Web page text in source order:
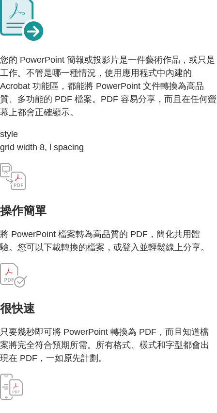
您的 PowerPoint 簡報或投影片是一件藝術作品，或只是
工作。不管是哪一種情況，使用應用程式中內建的
Acrobat 功能區，都能將 PowerPoint 文件轉換為高品
質、多功能的 PDF 檔案。PDF 容易分享，而且在任何螢
幕上都會正確顯示。
style
grid width 8, l spacing
操作簡單
將 PowerPoint 檔案轉為高品質的 PDF，簡化共用體
驗。您可以下載轉換的檔案，或登入並輕鬆線上分享。
很快速
只要幾秒即可將 PowerPoint 轉換為 PDF，而且知道檔
案將完全符合預期所需。所有格式、樣式和字型都會出
現在 PDF，一如原先計劃。